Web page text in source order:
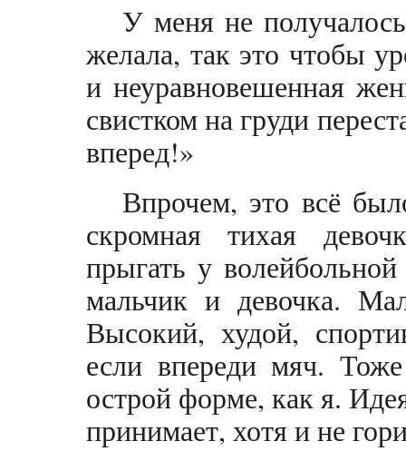
У меня не
желала, так это чтобы
и неуравновешенная
свистком на груди
вперед!»
Впрочем, это всё
скромная тихая
прыгать у
мальчик и девочка.
Высокий, худой,
если впереди мяч.
острой форме, как я.
принимает, хотя и не